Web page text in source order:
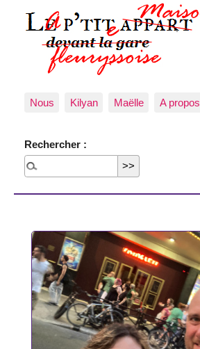
Nous Kilyan Maëlle A propos
Rechercher :